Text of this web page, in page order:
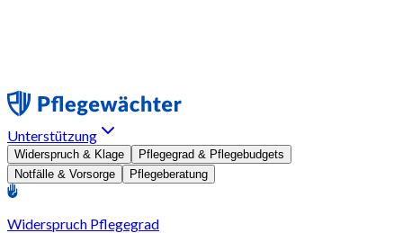
Unterstützung
Widerspruch & Klage
Pflegegrad & Pflegebudgets
Notfälle & Vorsorge
Pflegeberatung
Widerspruch Pflegegrad